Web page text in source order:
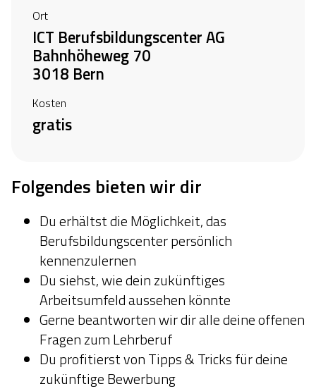
Ort
ICT Berufsbildungscenter AG
Bahnhöheweg 70
3018 Bern
Kosten
gratis
Folgendes bieten wir dir
Du erhältst die Möglichkeit, das
Berufsbildungscenter persönlich
kennenzulernen
Du siehst, wie dein zukünftiges
Arbeitsumfeld aussehen könnte
Gerne beantworten wir dir alle deine offenen
Fragen zum Lehrberuf
Du profitierst von Tipps & Tricks für deine
zukünftige Bewerbung